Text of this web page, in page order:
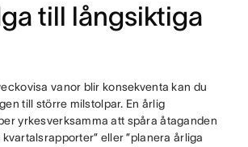
till långsiktiga
vanor blir konsekventa kan du
till större milstolpar. En årlig
yrkesverksamma att spåra åtaganden
eller ”planera årliga